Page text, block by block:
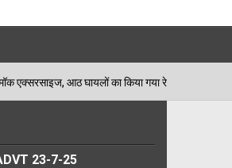
का किया गया रेस्क्यू 06/08/2026
23-7-25